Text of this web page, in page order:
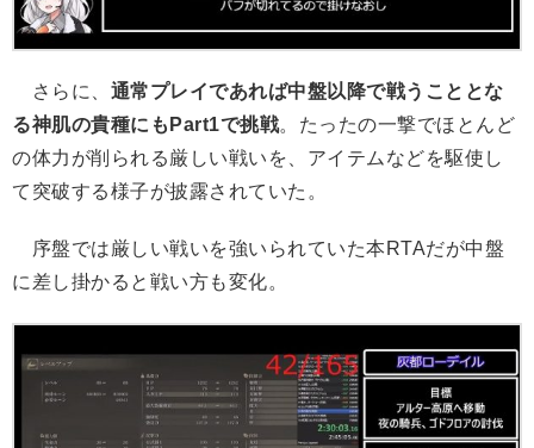
さらに、 通常プレイであれば中盤以降で戦うこととな
る神肌の貴種にもPart1で挑戦。たったの一撃でほとんど
の体力が削られる厳しい戦いを、アイテムなどを駆使し
て突破する様子が披露されていた。
序盤では厳しい戦いを強いられていた本RTAだが中盤
に差し掛かると戦い方も変化。